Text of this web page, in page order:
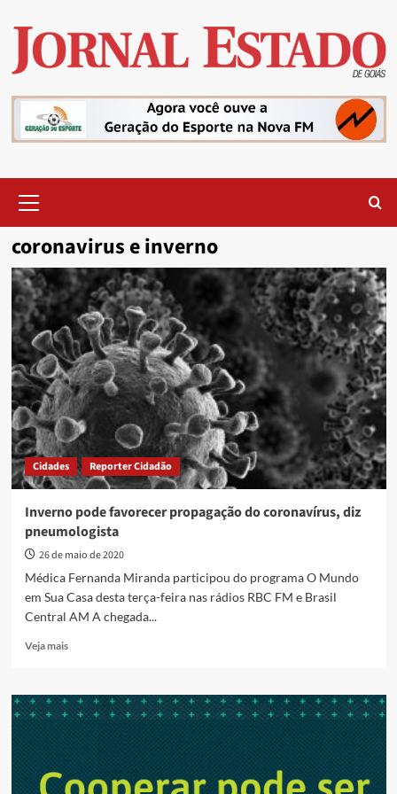
content
Menu
coronavirus e inverno
Cidades Reporter Cidadão
Inverno pode favorecer propagação do coronavírus, diz
pneumologista
26 de maio de 2020
Médica Fernanda Miranda participou do programa O Mundo
em Sua Casa desta terça-feira nas rádios RBC FM e Brasil
Central AM A chegada...
Veja maisRead
Inverno
pode
coronavírus,